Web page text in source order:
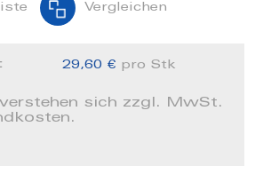
Vergleichen
29,60 € pro Stk
verstehen sich zzgl. MwSt.